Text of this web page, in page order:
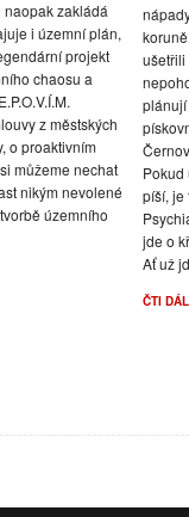
naopak zakládá
i územní plán,
projekt
chaosu a
z městských
o proaktivním
můžeme nechat
nikým nevolené
územního
ušetřili
Pokud
píší, je
jde o
Ať už
ČTI